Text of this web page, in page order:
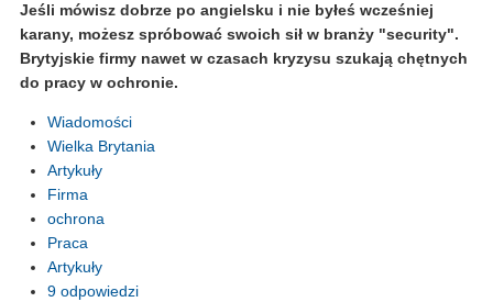
Jeśli mówisz dobrze po angielsku i nie byłeś wcześniej
karany, możesz spróbować swoich sił w branży "security".
Brytyjskie firmy nawet w czasach kryzysu szukają chętnych
do pracy w ochronie.
Wiadomości
Wielka Brytania
Artykuły
Firma
ochrona
Praca
Artykuły
9 odpowiedzi